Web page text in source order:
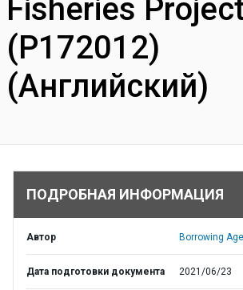
Fisheries
(P172012)
(Английский)
ПОДРОБНАЯ ИНФОРМАЦИЯ
Автор Borrowing
Дата подготовки документа 2021/06/23